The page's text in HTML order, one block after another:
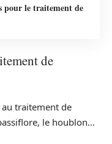
pour le traitement de
de
traitement de
le houblon…